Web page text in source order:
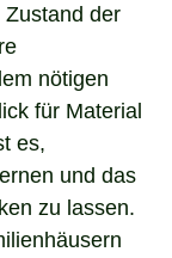
der
nötigen
für Material
es,
und das
zu lassen.